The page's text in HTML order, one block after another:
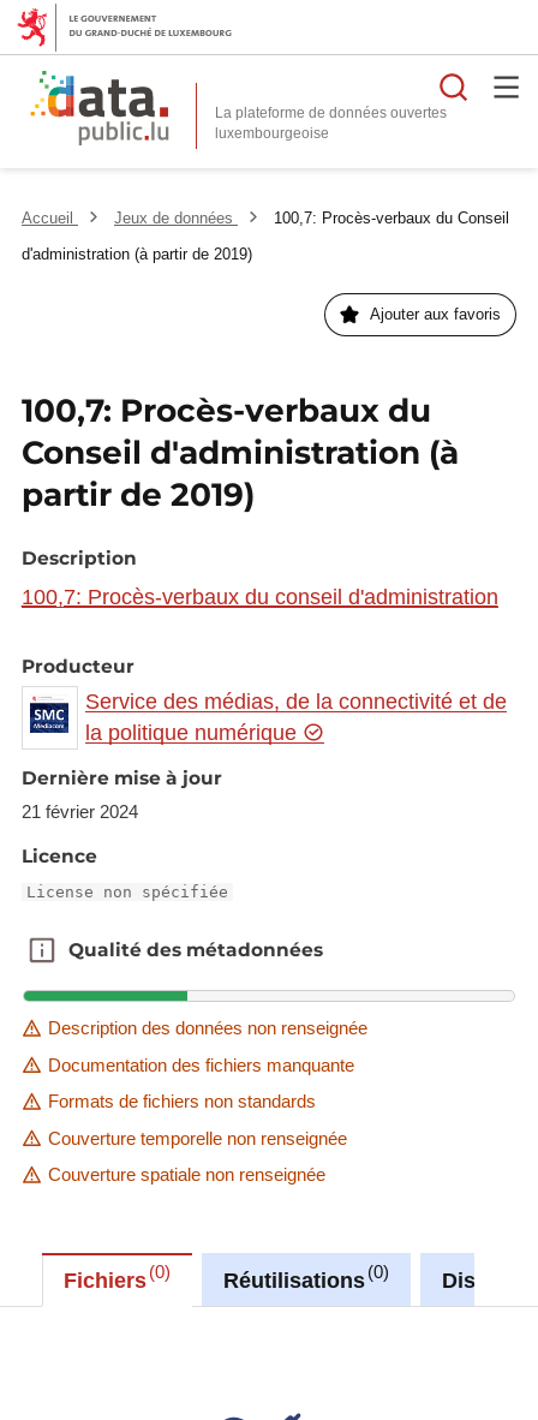
La plateforme de données ouvertes
Accueil Jeux de données
100,7: Procès-verbaux du Conseil
d'administration (à partir de 2019)
Ajouter aux favoris
100,7: Procès-verbaux du
Conseil d'administration (à
partir de 2019)
Description
100,7: Procès-verbaux du conseil d'administration
Producteur
Service des médias, de la connectivité et de
la politique numérique
Dernière mise à jour
21 février 2024
Licence
License non spécifiée
Qualité des métadonnées
Qualité des métadonnées
Description des données non renseignée
Documentation des fichiers manquante
Formats de fichiers non standards
Couverture temporelle non renseignée
Couverture spatiale non renseignée
Fichiers 0 Réutilisations 0